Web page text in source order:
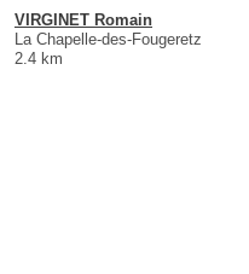
VIRGINET Romain
La Chapelle-des-Fougeretz
2.4 km